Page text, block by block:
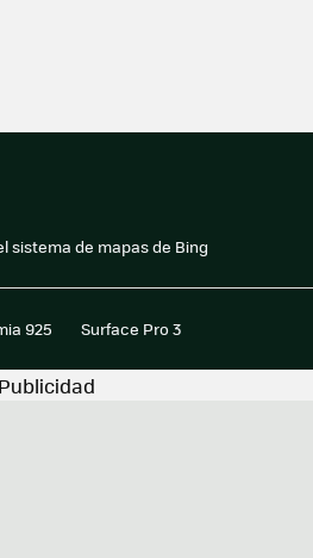
sistema de mapas de Bing
925 Surface Pro 3